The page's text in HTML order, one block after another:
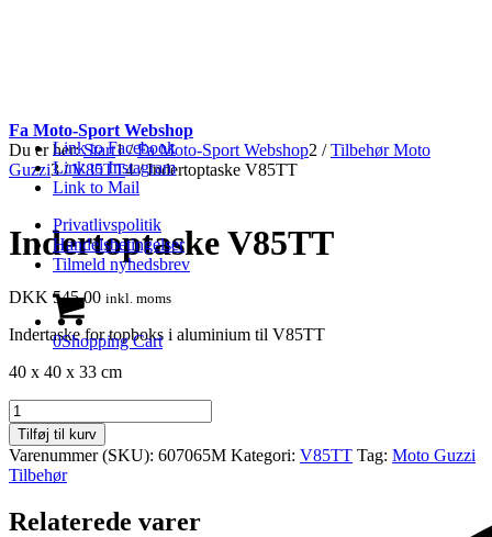
Link to Facebook
Link to Instagram
Link to Mail
Privatlivspolitik
Handelsbetingelser
Tilmeld nyhedsbrev
0Shopping Cart
Fa Moto-Sport Webshop
Du er her: Start1 / Fa Moto-Sport Webshop2 / Tilbehør Moto
Guzzi3 / V85TT4 / Indertoptaske V85TT
Indertoptaske V85TT
DKK 545.00 inkl. moms
Indertaske for topboks i aluminium til V85TT
40 x 40 x 33 cm
Indertoptaske
V85TT
antal
Tilføj til kurv
Varenummer (SKU): 607065M Kategori: V85TT Tag: Moto Guzzi
Tilbehør
Relaterede varer